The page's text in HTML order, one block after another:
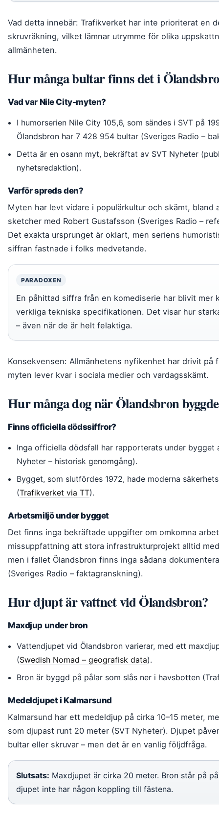
Vad detta innebär: Trafikverket har inte prioriterat en
skruvräkning, vilket lämnar utrymme för olika
allmänheten.
Hur många bultar finns det i
Vad var Nile City-myten?
I humorserien Nile City 105,6, som sändes i SVT på
Ölandsbron har 7 428 954 bultar (Sveriges Radio –
Detta är en osann myt, bekräftat av SVT Nyheter
nyhetsredaktion).
Varför spreds den?
Myten har levt vidare i populärkultur och skämt, bland
sketcher med Robert Gustafsson (Sveriges Radio –
Det exakta ursprunget är oklart, men seriens
siffran fastnade i folks medvetande.
PARADOXEN
En påhittad siffra från en komediserie har blivit mer
verkliga tekniska specifikationen. Det visar hur
– även när de är helt felaktiga.
Konsekvensen: Allmänhetens nyfikenhet har drivit på
myten lever kvar i sociala medier och vardagsskämt.
Hur många dog när Ölandsbron
Finns officiella dödssiffror?
Inga officiella dödsfall har rapporterats under bygget
Nyheter – historisk genomgång).
Bygget, som slutfördes 1972, hade moderna
(Trafikverket via TT).
Arbetsmiljö under bygget
Det finns inga bekräftade uppgifter om omkomna
missuppfattning att stora infrastrukturprojekt alltid
men i fallet Ölandsbron finns inga sådana
(Sveriges Radio – faktagranskning).
Hur djupt är vattnet vid Ölandsbron?
Maxdjup under bron
Vattendjupet vid Ölandsbron varierar, med ett
(Swedish Nomad – geografisk data).
Bron är byggd på pålar som slås ner i havsbotten
Medeldjupet i Kalmarsund
Kalmarsund har ett medeldjup på cirka 10–15 meter,
som djupast runt 20 meter (SVT Nyheter). Djupet
bultar eller skruvar – men det är en vanlig följdfråga.
Slutsats: Maxdjupet är cirka 20 meter. Bron står på
djupet inte har någon koppling till fästena.